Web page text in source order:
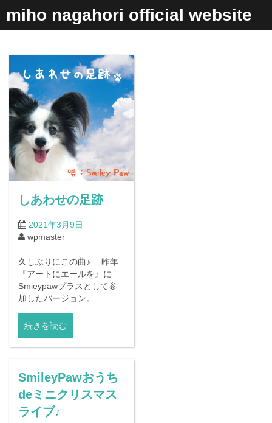
テ
miho nagahori official website
しあわせの足跡
2021年3月9日
wpmaster
久しぶりにこの曲♪ 昨年
『アートにエールを』に
Smieypawプラスとして参
加したバージョン。 …
続きを読む
SmileyPawおうち
deミニクリスマス
ライブ♪